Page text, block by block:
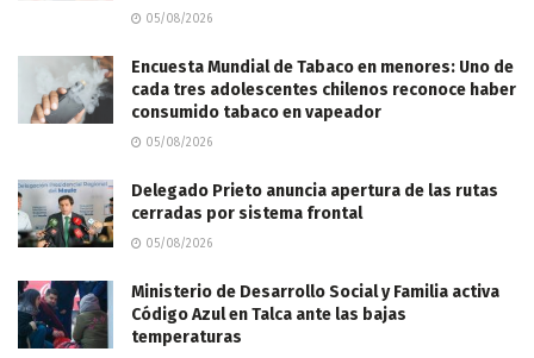
05/08/2026
Encuesta Mundial de Tabaco en menores: Uno de
cada tres adolescentes chilenos reconoce haber
consumido tabaco en vapeador
05/08/2026
Delegado Prieto anuncia apertura de las rutas
cerradas por sistema frontal
05/08/2026
Ministerio de Desarrollo Social y Familia activa
Código Azul en Talca ante las bajas
temperaturas